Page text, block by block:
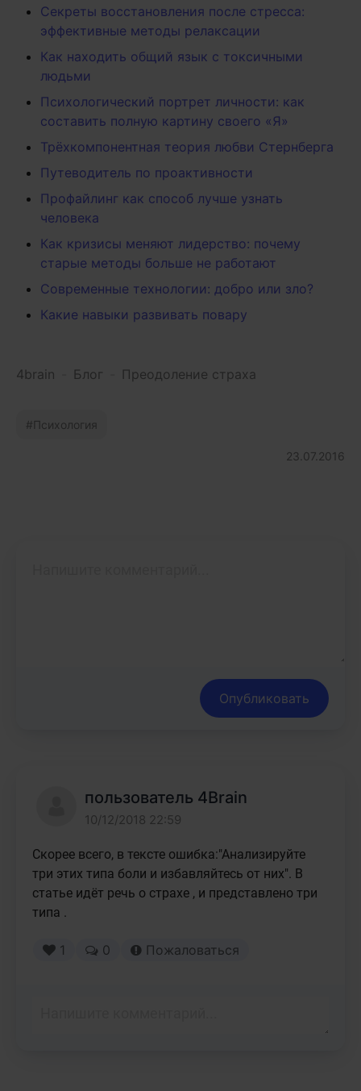
Секреты восстановления после стресса:
эффективные методы релаксации
Как находить общий язык с токсичными
людьми
Психологический портрет личности: как
составить полную картину своего «Я»
Трёхкомпонентная теория любви Стернберга
Путеводитель по проактивности
Профайлинг как способ лучше узнать
человека
Как кризисы меняют лидерство: почему
старые методы больше не работают
Современные технологии: добро или зло?
Какие навыки развивать повару
4brain Блог Преодоление страха
Психология
23.07.2016
Опубликовать
пользователь 4Brain
10/12/2018 22:59
Скорее всего, в тексте ошибка:"Анализируйте
три этих типа боли и избавляйтесь от них". В
статье идёт речь о страхе , и представлено три
типа .
1 0 Пожаловаться